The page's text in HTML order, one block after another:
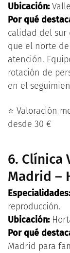
Ubicación:
Por qué
calidad del sur
que el norte
atención.
rotación de
en el
⭐ Valoración
desde 30 €
6. Clínica
Madrid –
Especialidades:
reproducción.
Ubicación:
Por qué
Madrid para